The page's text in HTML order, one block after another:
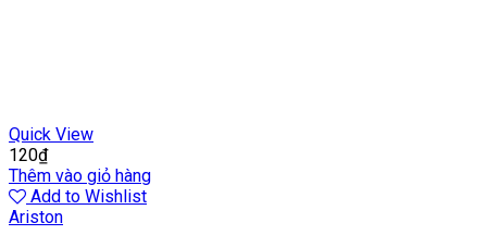
Quick View
120₫
Thêm vào giỏ hàng
Add to Wishlist
Ariston